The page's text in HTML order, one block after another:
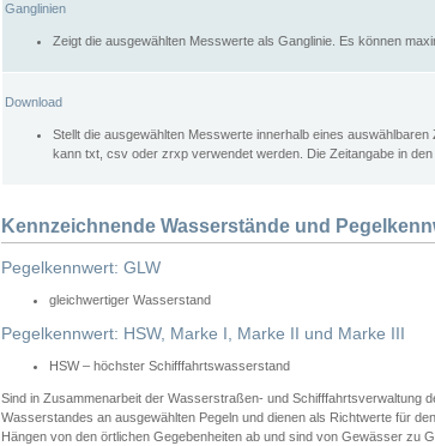
Ganglinien
Zeigt die ausgewählten Messwerte als Ganglinie. Es können
Download
Stellt die ausgewählten Messwerte innerhalb eines
kann txt, csv oder zrxp verwendet werden. Die Zeitangabe in
Kennzeichnende Wasserstände und
Pegelkennwert: GLW
gleichwertiger Wasserstand
Pegelkennwert: HSW, Marke I, Marke II und Marke III
HSW – höchster Schifffahrtswasserstand
Sind in Zusammenarbeit der Wasserstraßen- und Schifffahrtsverwaltung
Wasserstandes an ausgewählten Pegeln und dienen als Richtwerte für
Hängen von den örtlichen Gegebenheiten ab und sind von Gewässer zu